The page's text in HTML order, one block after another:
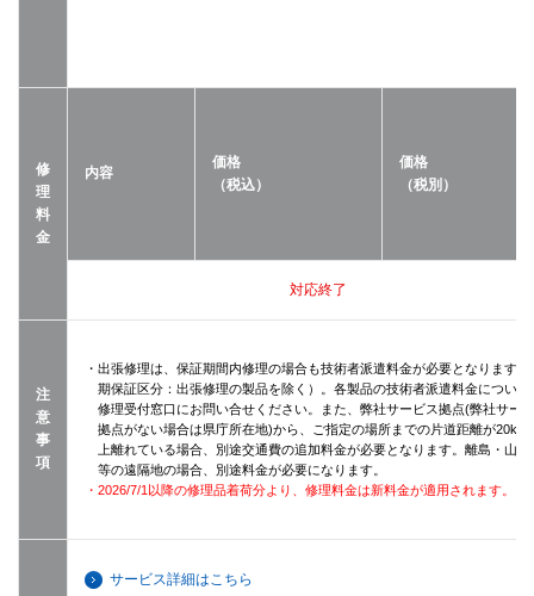
修
理
料
金
内容
価格
（税込）
価格
（税別）
対応終了
注
意
事
項
・出張修理は、保証期間内修理の場合も技術者派遣料金が必要となります（
期保証区分：出張修理の製品を除く）。各製品の技術者派遣料金について
修理受付窓口にお問い合せください。また、弊社サービス拠点(弊社サー
拠点がない場合は県庁所在地)から、ご指定の場所までの片道距離が20km
上離れている場合、別途交通費の追加料金が必要となります。離島・山間
等の遠隔地の場合、別途料金が必要になります。
・2026/7/1以降の修理品着荷分より、修理料金は新料金が適用されます。
サービス詳細はこちら